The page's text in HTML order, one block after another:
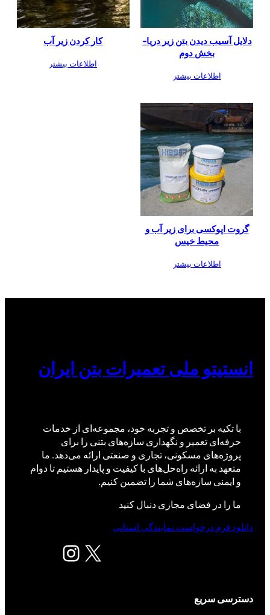
دلایل آسیب دیدن بتن زیر دریا-
بخش دوم
اطلاعات بیشتر
کار کردن زیر آب
اطلاعات بیشتر
گروت اپوکسی برای زیر آب و
محیط خیس
اطلاعات بیشتر
انستیتو ملی تعمیرات بتن ایران
با تکیه بر تخصص و تجربه خود، مجموعه‌ای از خدمات
حرفه‌ای تعمیر و نگهداری سازه‌های بتنی را برای
پروژه‌های مسکونی، تجاری و صنعتی ارائه می‌دهد. ما
متعهد به ارائه راه‌حل‌های با کیفیت و پایدار هستیم تا دوام
و ایمنی سازه‌های شما را تضمین کنیم.
ما را در فضای مجازی دنبال کنید
X اینستاگرم
دانلود فرم درخواست نمایندگی استانی
دسترسی سریع